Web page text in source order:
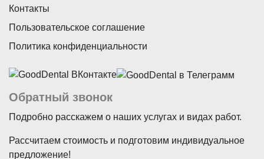
Контакты
Пользовательское соглашение
Политика конфиденциальности
Обратный звонок
Подробно расскажем о наших услугах и видах работ.
Рассчитаем стоимость и подготовим индивидуальное
предложение!